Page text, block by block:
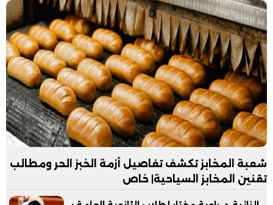
شعبة المخابز تكشف تفاصيل أزمة الخبز الحر ومطالب
تقنين المخابز السياحية| خاص